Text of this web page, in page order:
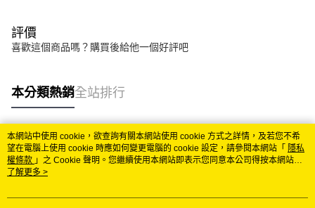
評價
喜歡這個商品嗎？購買後給他一個好評吧
本分類熱銷全站排行
熱門標籤
本網站中使用 cookie，欲查詢有關本網站使用 cookie 方式之詳情，及若您不希
望在電腦上使用 cookie 時應如何變更電腦的 cookie 設定，請參閱本網站「 隱私
權條款 」之 Cookie 聲明。您繼續使用本網站即表示您同意本公司得按本網站使
用條款之 Cookie 聲明使用 cookie。
了解更多 >